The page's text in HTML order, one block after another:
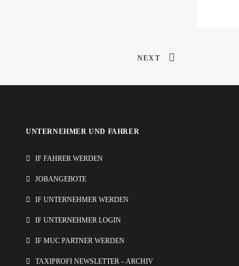
NEXT
UNTERNEHMER UND FAHRER
IF FAHRER WERDEN
JOBANGEBOTE
IF UNTERNEHMER WERDEN
IF UNTERNEHMER LOGIN
IF MUC PARTNER WERDEN
TAXIPROFI NEWSLETTER – ARCHIV